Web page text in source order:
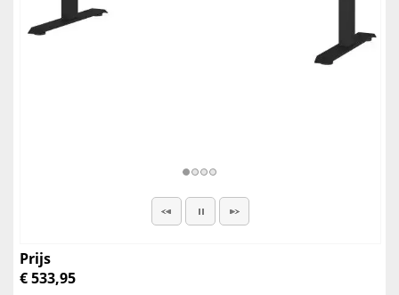
Prijs
€ 533,95